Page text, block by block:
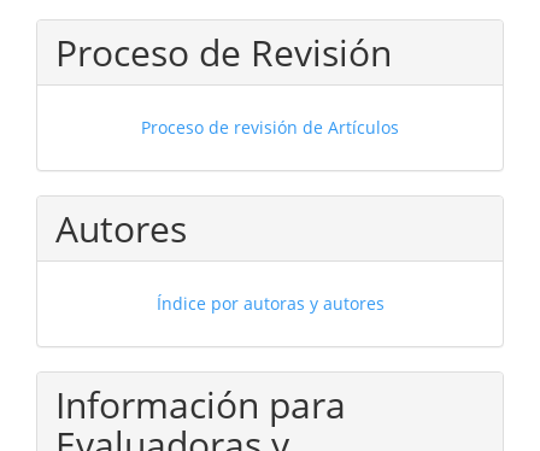
Proceso de Revisión
Proceso de revisión de Artículos
Autores
Índice por autoras y autores
Información para